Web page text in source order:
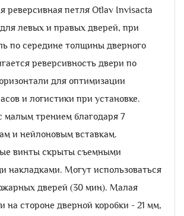
реверсивная петля Otlav Invisacta
левых и правых дверей, при
по середине толщины дверного
реверсивность двери по
для оптимизации
и логистики при установке.
малым трением благодаря 7
и нейлоновым вставкам.
винты скрыты съемными
накладками. Могут использоваться
дверей (30 мин). Малая
на стороне дверной коробки - 21 мм,